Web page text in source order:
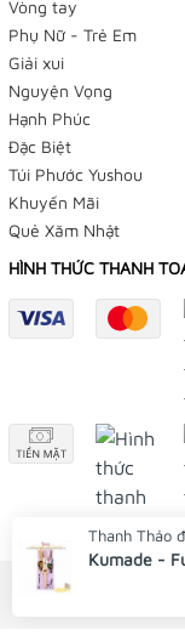
👉Omamori Tiệm
👉Yushou 御守
👉 Phụ Kiện Bạch
Instagram:
👉Tiệm Điều Ước
👉Yushou 御守
Youtube:
Shopee:
Tiệm Điều Ước
Yushou 御守
Tiệm Yume Phụ
Vòng tay
Phụ Nữ - Trẻ Em
Giải xui
Nguyện Vọng
Hạnh Phúc
Đặc Biệt
Túi Phước Yushou
Khuyến Mãi
Quẻ Xăm Nhật
HÌNH THỨC THANH